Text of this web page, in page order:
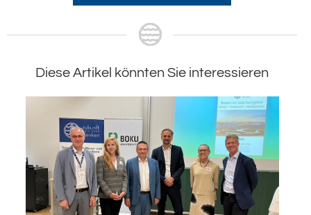
Diese Artikel könnten Sie interessieren